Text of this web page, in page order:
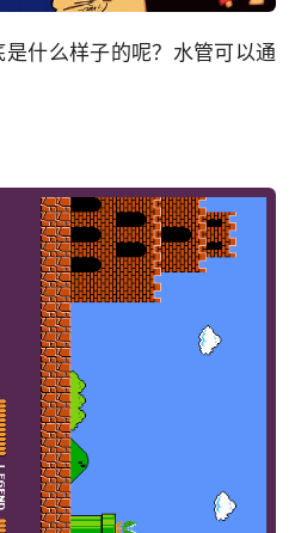
什么样子的呢？水管可以通